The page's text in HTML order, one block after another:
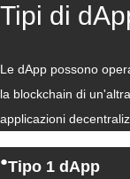
Tipi di
Le dApp possono
la blockchain di
applicazioni
●Tipo 1 dApp